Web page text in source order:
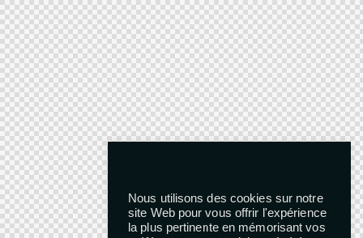
Nous utilisons des cookies sur notre
site Web pour vous offrir l'expérience
la plus pertinente en mémorisant vos